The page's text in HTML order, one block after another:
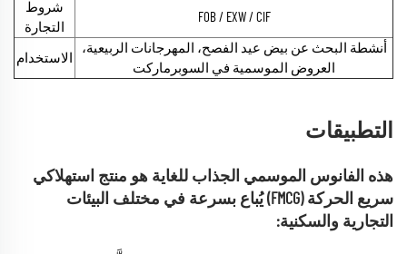
شروط
التجارة
FOB / EXW / CIF
الاستخدام
أنشطة البحث عن بيض عيد الفصح، المهرجانات الربيعية،
العروض الموسمية في السوبرماركت
التطبيقات
هذه الفانوس الموسمي الجذاب للغاية هو منتج استهلاكي
سريع الحركة (FMCG) يُباع بسرعة في مختلف البيئات
التجارية والسكنية: